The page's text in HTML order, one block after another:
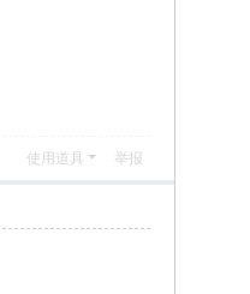
使用道具 举报